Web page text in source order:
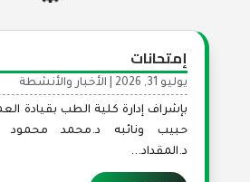
إمتحانات
يوليو 31, 2026 الأخبار والأنشطة
بإشراف إدارة كلية الطب بقيادة
حبيب ونائبه د.محمد محمود
د.المقداد...